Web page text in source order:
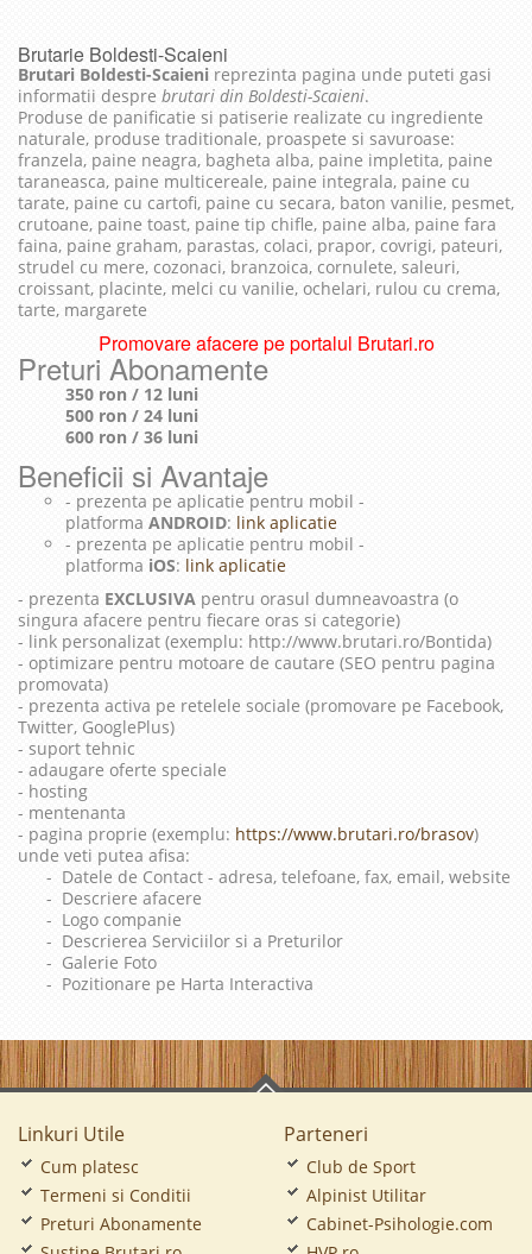
Brutarie Boldesti-Scaieni
Brutari Boldesti-Scaieni reprezinta pagina unde puteti gasi
informatii despre brutari din Boldesti-Scaieni.
Produse de panificatie si patiserie realizate cu ingrediente
naturale, produse traditionale, proaspete si savuroase:
franzela, paine neagra, bagheta alba, paine impletita, paine
taraneasca, paine multicereale, paine integrala, paine cu
tarate, paine cu cartofi, paine cu secara, baton vanilie, pesmet,
crutoane, paine toast, paine tip chifle, paine alba, paine fara
faina, paine graham, parastas, colaci, prapor, covrigi, pateuri,
strudel cu mere, cozonaci, branzoica, cornulete, saleuri,
croissant, placinte, melci cu vanilie, ochelari, rulou cu crema,
tarte, margarete
Promovare afacere pe portalul Brutari.ro
Preturi Abonamente
350 ron / 12 luni
500 ron / 24 luni
600 ron / 36 luni
Beneficii si Avantaje
- prezenta pe aplicatie pentru mobil -
platforma ANDROID: link aplicatie
- prezenta pe aplicatie pentru mobil -
platforma iOS: link aplicatie
- prezenta EXCLUSIVA pentru orasul dumneavoastra (o
singura afacere pentru fiecare oras si categorie)
- link personalizat (exemplu: http://www.brutari.ro/Bontida)
- optimizare pentru motoare de cautare (SEO pentru pagina
promovata)
- prezenta activa pe retelele sociale (promovare pe Facebook,
Twitter, GooglePlus)
- suport tehnic
- adaugare oferte speciale
- hosting
- mentenanta
- pagina proprie (exemplu: https://www.brutari.ro/brasov)
unde veti putea afisa:
- Datele de Contact - adresa, telefoane, fax, email, website
- Descriere afacere
- Logo companie
- Descrierea Serviciilor si a Preturilor
- Galerie Foto
- Pozitionare pe Harta Interactiva
Linkuri Utile
Cum platesc
Termeni si Conditii
Preturi Abonamente
Parteneri
Club de Sport
Alpinist Utilitar
Cabinet-Psihologie.com